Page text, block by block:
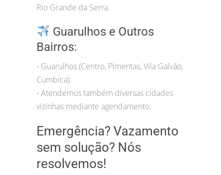
Rio Grande da Serra
Guarulhos e Outros
Bairros:
• Guarulhos (Centro, Pimentas, Vila Galvão,
Cumbica)
• Atendemos também diversas cidades
vizinhas mediante agendamento.
Emergência? Vazamento
sem solução? Nós
resolvemos!